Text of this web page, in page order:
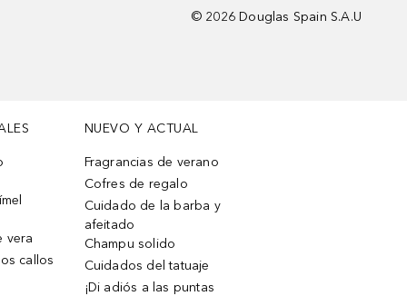
© 2026 Douglas Spain S.A.U
vera
callos
NUEVO Y ACTUAL
Fragrancias de verano
Cofres de regalo
Cuidado de la barba y
afeitado
Champu solido
Cuidados del tatuaje
¡Di adiós a las puntas